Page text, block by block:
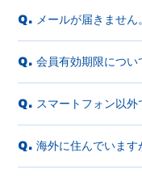
Q. メールが届きません。
Q. 会員有効期限につい
Q. スマートフォン以
Q. 海外に住んでいます